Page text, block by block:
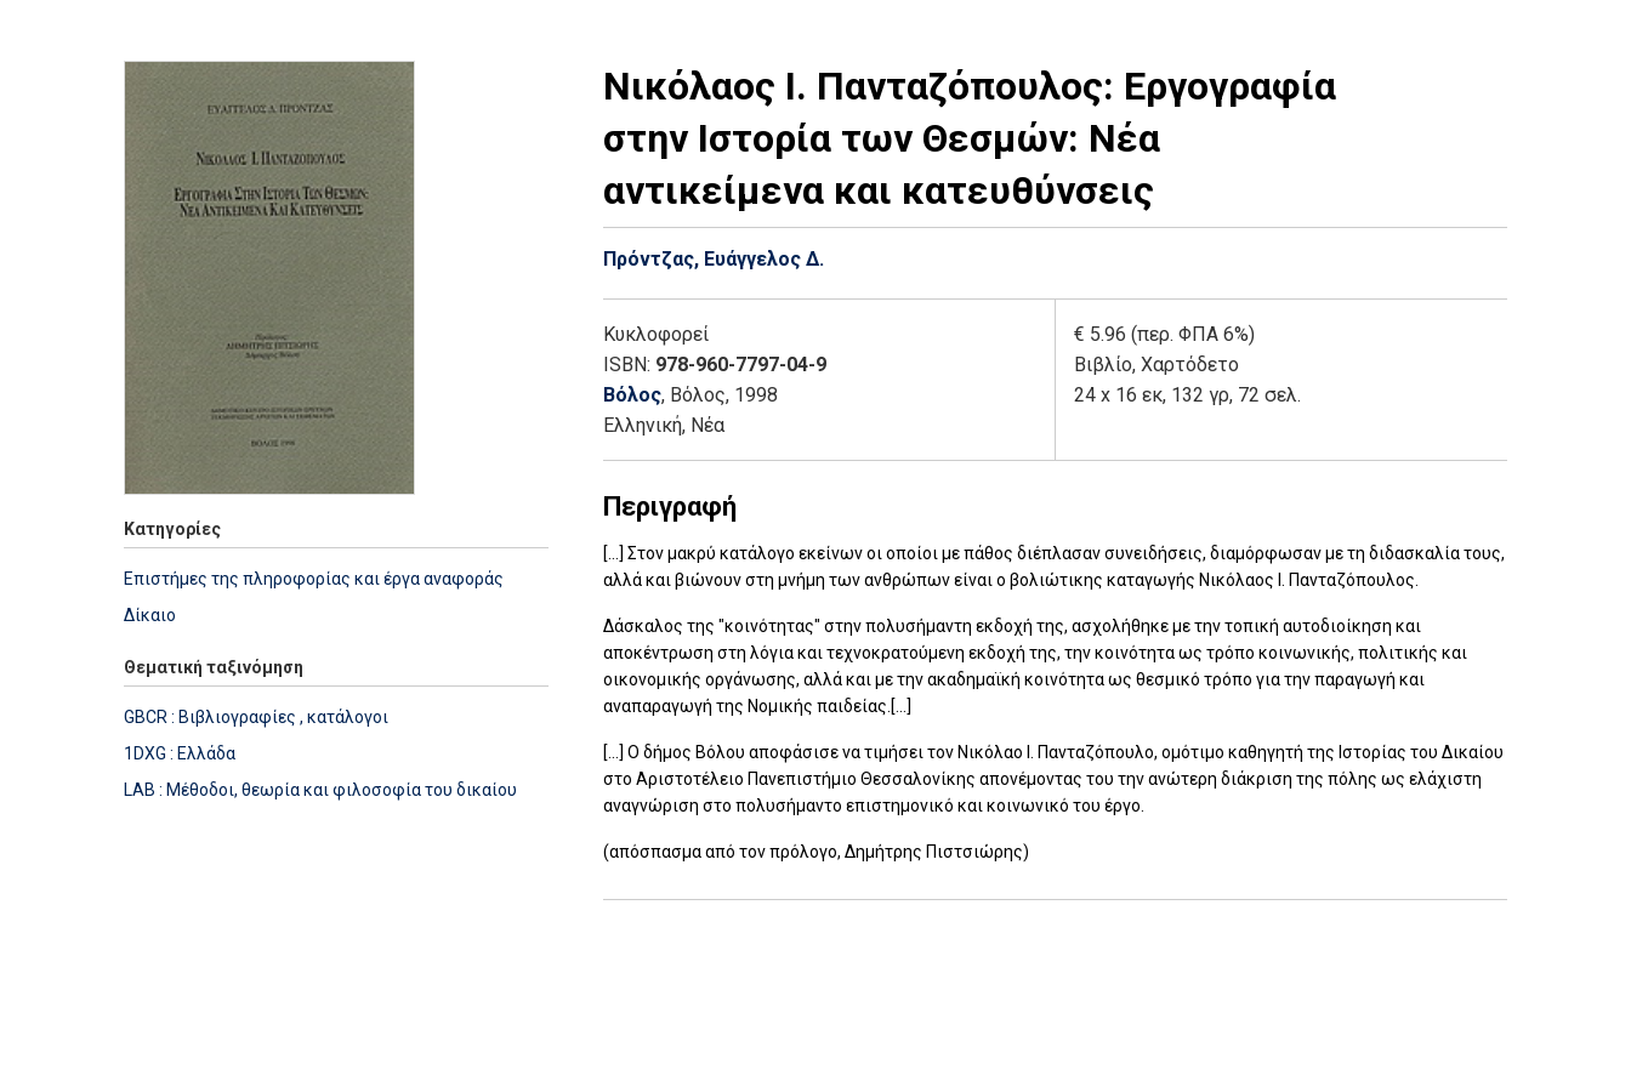
Κατηγορίες
Επιστήμες της πληροφορίας και έργα αναφοράς
Δίκαιο
Θεματική ταξινόμηση
GBCR : Βιβλιογραφίες , κατάλογοι
1DXG : Ελλάδα
LAB : Μέθοδοι, θεωρία και φιλοσοφία του δικαίου
Νικόλαος Ι. Πανταζόπουλος: Εργογραφία
στην Ιστορία των Θεσμών: Νέα
αντικείμενα και κατευθύνσεις
Πρόντζας, Ευάγγελος Δ.
Κυκλοφορεί
ISBN: 978-960-7797-04-9
Βόλος, Βόλος, 1998
Ελληνική, Νέα
€ 5.96 (περ. ΦΠΑ 6%)
Βιβλίο, Χαρτόδετο
24 x 16 εκ, 132 γρ, 72 σελ.
Περιγραφή
[...] Στον μακρύ κατάλογο εκείνων οι οποίοι με πάθος διέπλασαν συνειδήσεις, διαμόρφωσαν με τη διδασκαλία τους,
αλλά και βιώνουν στη μνήμη των ανθρώπων είναι ο βολιώτικης καταγωγής Νικόλαος Ι. Πανταζόπουλος.
Δάσκαλος της "κοινότητας" στην πολυσήμαντη εκδοχή της, ασχολήθηκε με την τοπική αυτοδιοίκηση και
αποκέντρωση στη λόγια και τεχνοκρατούμενη εκδοχή της, την κοινότητα ως τρόπο κοινωνικής, πολιτικής και
οικονομικής οργάνωσης, αλλά και με την ακαδημαϊκή κοινότητα ως θεσμικό τρόπο για την παραγωγή και
αναπαραγωγή της Νομικής παιδείας.[...]
[...] Ο δήμος Βόλου αποφάσισε να τιμήσει τον Νικόλαο Ι. Πανταζόπουλο, ομότιμο καθηγητή της Ιστορίας του Δικαίου
στο Αριστοτέλειο Πανεπιστήμιο Θεσσαλονίκης απονέμοντας του την ανώτερη διάκριση της πόλης ως ελάχιστη
αναγνώριση στο πολυσήμαντο επιστημονικό και κοινωνικό του έργο.
(απόσπασμα από τον πρόλογο, Δημήτρης Πιστσιώρης)